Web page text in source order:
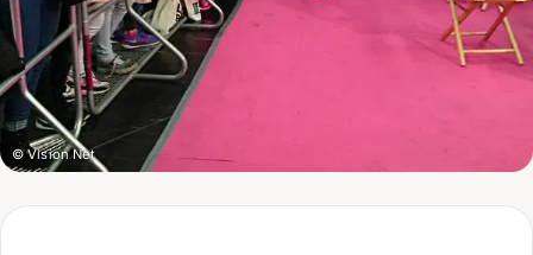
© Vision Net